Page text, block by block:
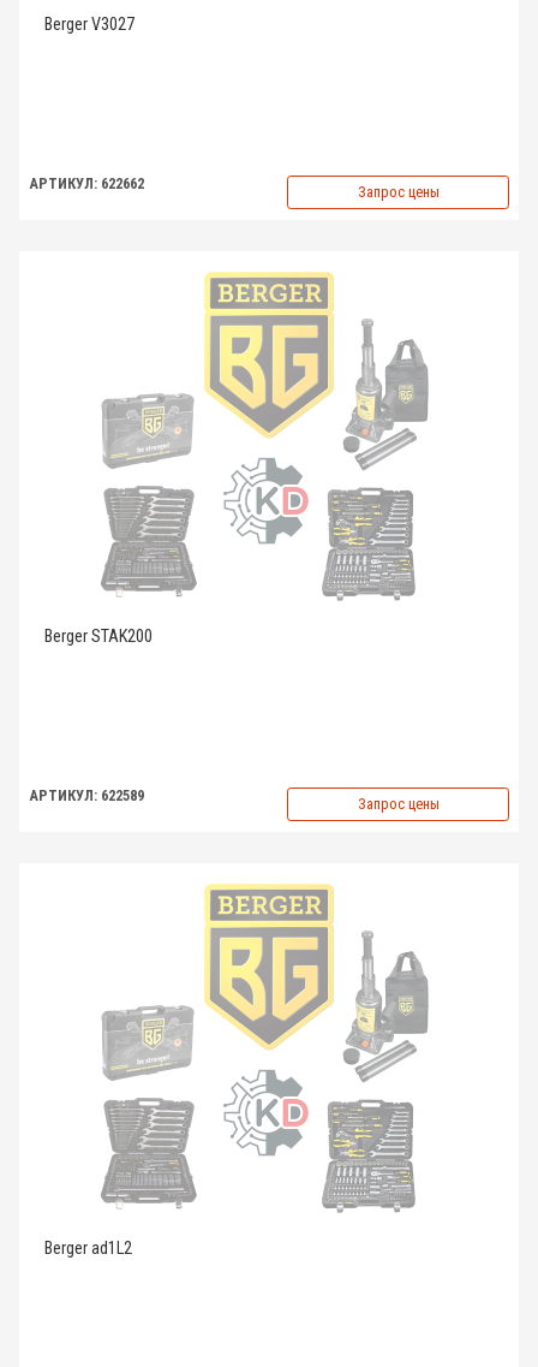
Berger V3027
АРТИКУЛ: 622662 Запрос цены
Berger STAK200
АРТИКУЛ: 622589 Запрос цены
Berger ad1L2